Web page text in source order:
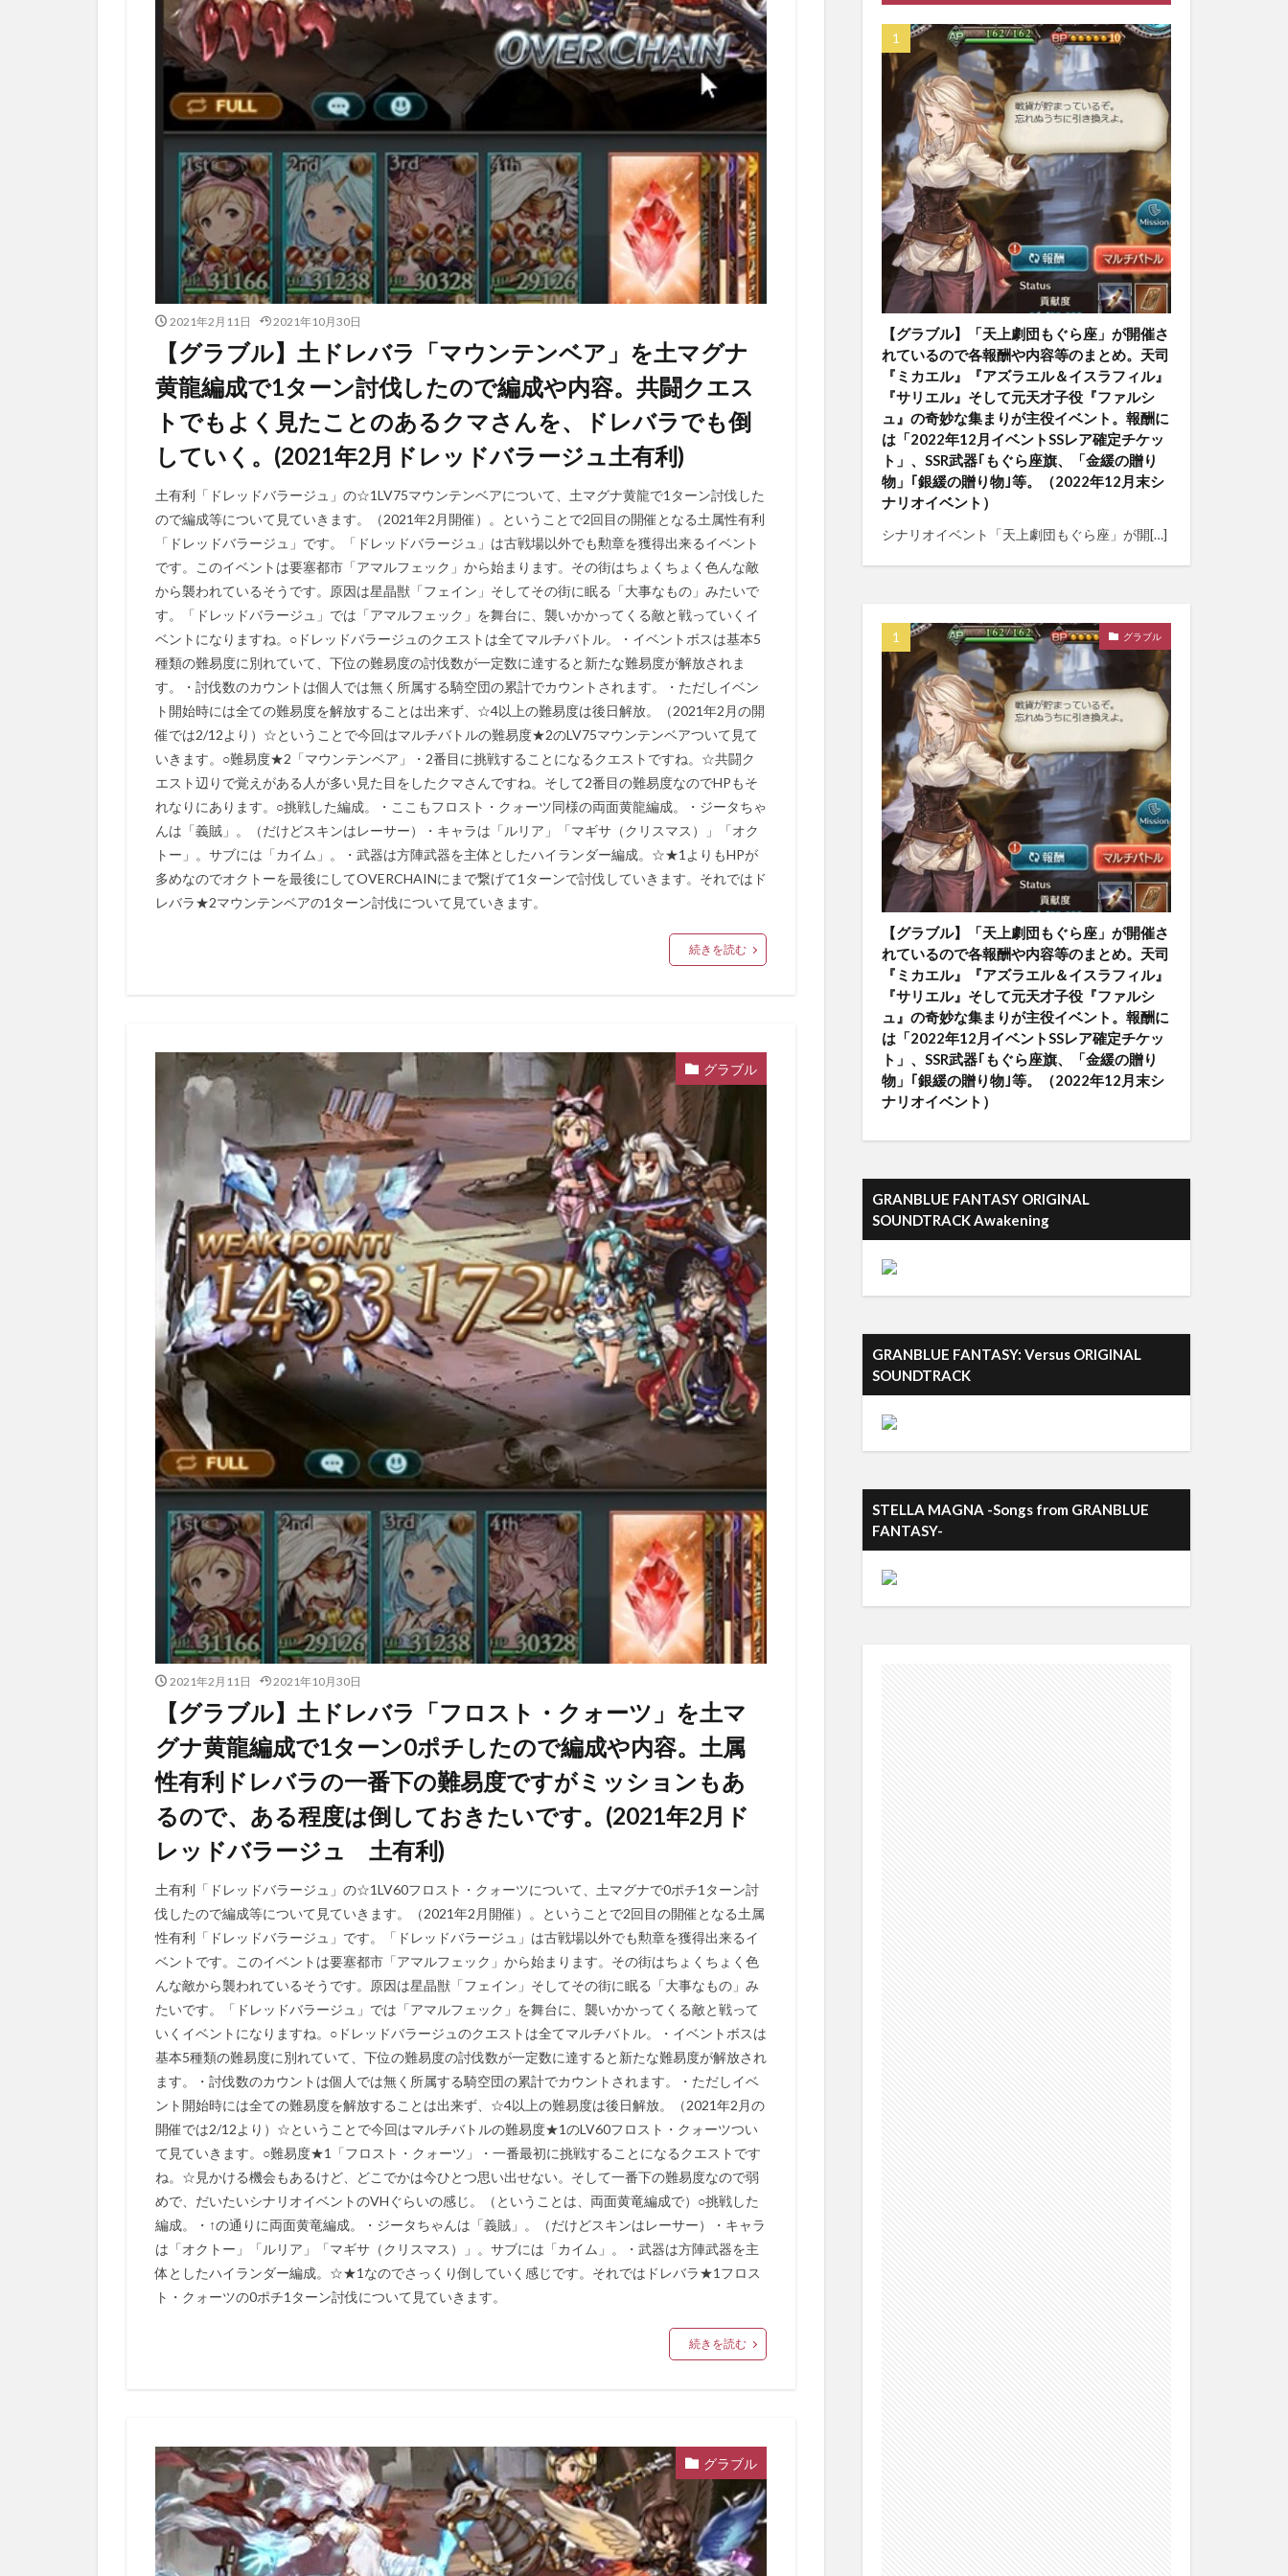
2021年2月11日 2021年10月30日
【グラブル】土ドレバラ「マウンテンベア」を土マグナ
黄龍編成で1ターン討伐したので編成や内容。共闘クエス
トでもよく見たことのあるクマさんを、ドレバラでも倒
していく。(2021年2月ドレッドバラージュ土有利)
土有利「ドレッドバラージュ」の☆1LV75マウンテンベアについて、土マグナ黄龍で1ターン討伐した
ので編成等について見ていきます。（2021年2月開催）。ということで2回目の開催となる土属性有利
「ドレッドバラージュ」です。「ドレッドバラージュ」は古戦場以外でも勲章を獲得出来るイベント
です。このイベントは要塞都市「アマルフェック」から始まります。その街はちょくちょく色んな敵
から襲われているそうです。原因は星晶獣「フェイン」そしてその街に眠る「大事なもの」みたいで
す。「ドレッドバラージュ」では「アマルフェック」を舞台に、襲いかかってくる敵と戦っていくイ
ベントになりますね。○ドレッドバラージュのクエストは全てマルチバトル。・イベントボスは基本5
種類の難易度に別れていて、下位の難易度の討伐数が一定数に達すると新たな難易度が解放されま
す。・討伐数のカウントは個人では無く所属する騎空団の累計でカウントされます。・ただしイベン
ト開始時には全ての難易度を解放することは出来ず、☆4以上の難易度は後日解放。（2021年2月の開
催では2/12より）☆ということで今回はマルチバトルの難易度★2のLV75マウンテンベアついて見て
いきます。○難易度★2「マウンテンベア」・2番目に挑戦することになるクエストですね。☆共闘ク
エスト辺りで覚えがある人が多い見た目をしたクマさんですね。そして2番目の難易度なのでHPもそ
れなりにあります。○挑戦した編成。・ここもフロスト・クォーツ同様の両面黄龍編成。・ジータちゃ
んは「義賊」。（だけどスキンはレーサー）・キャラは「ルリア」「マギサ（クリスマス）」「オク
トー」。サブには「カイム」。・武器は方陣武器を主体としたハイランダー編成。☆★1よりもHPが
多めなのでオクトーを最後にしてOVERCHAINにまで繋げて1ターンで討伐していきます。それではド
レバラ★2マウンテンベアの1ターン討伐について見ていきます。
続きを読む
グラブル
2021年2月11日 2021年10月30日
【グラブル】土ドレバラ「フロスト・クォーツ」を土マ
グナ黄龍編成で1ターン0ポチしたので編成や内容。土属
性有利ドレバラの一番下の難易度ですがミッションもあ
るので、ある程度は倒しておきたいです。(2021年2月ド
レッドバラージュ 土有利)
土有利「ドレッドバラージュ」の☆1LV60フロスト・クォーツについて、土マグナで0ポチ1ターン討
伐したので編成等について見ていきます。（2021年2月開催）。ということで2回目の開催となる土属
性有利「ドレッドバラージュ」です。「ドレッドバラージュ」は古戦場以外でも勲章を獲得出来るイ
ベントです。このイベントは要塞都市「アマルフェック」から始まります。その街はちょくちょく色
んな敵から襲われているそうです。原因は星晶獣「フェイン」そしてその街に眠る「大事なもの」み
たいです。「ドレッドバラージュ」では「アマルフェック」を舞台に、襲いかかってくる敵と戦って
いくイベントになりますね。○ドレッドバラージュのクエストは全てマルチバトル。・イベントボスは
基本5種類の難易度に別れていて、下位の難易度の討伐数が一定数に達すると新たな難易度が解放され
ます。・討伐数のカウントは個人では無く所属する騎空団の累計でカウントされます。・ただしイベ
ント開始時には全ての難易度を解放することは出来ず、☆4以上の難易度は後日解放。（2021年2月の
開催では2/12より）☆ということで今回はマルチバトルの難易度★1のLV60フロスト・クォーツつい
て見ていきます。○難易度★1「フロスト・クォーツ」・一番最初に挑戦することになるクエストです
ね。☆見かける機会もあるけど、どこでかは今ひとつ思い出せない。そして一番下の難易度なので弱
めで、だいたいシナリオイベントのVHぐらいの感じ。（ということは、両面黄竜編成で）○挑戦した
編成。・↑の通りに両面黄竜編成。・ジータちゃんは「義賊」。（だけどスキンはレーサー）・キャラ
は「オクトー」「ルリア」「マギサ（クリスマス）」。サブには「カイム」。・武器は方陣武器を主
体としたハイランダー編成。☆★1なのでさっくり倒していく感じです。それではドレバラ★1フロス
ト・クォーツの0ポチ1ターン討伐について見ていきます。
続きを読む
グラブル
【グラブル】「天上劇団もぐら座」が開催さ
れているので各報酬や内容等のまとめ。天司
『ミカエル』『アズラエル＆イスラフィル』
『サリエル』そして元天才子役『ファルシ
ュ』の奇妙な集まりが主役イベント。報酬に
は「2022年12月イベントSSレア確定チケッ
ト」、SSR武器｢もぐら座旗、「金緩の贈り
物」｢銀緩の贈り物｣等。（2022年12月末シ
ナリオイベント）
シナリオイベント「天上劇団もぐら座」が開[…]
グラブル
【グラブル】「天上劇団もぐら座」が開催さ
れているので各報酬や内容等のまとめ。天司
『ミカエル』『アズラエル＆イスラフィル』
『サリエル』そして元天才子役『ファルシ
ュ』の奇妙な集まりが主役イベント。報酬に
は「2022年12月イベントSSレア確定チケッ
ト」、SSR武器｢もぐら座旗、「金緩の贈り
物」｢銀緩の贈り物｣等。（2022年12月末シ
ナリオイベント）
GRANBLUE FANTASY ORIGINAL
SOUNDTRACK Awakening
GRANBLUE FANTASY: Versus ORIGINAL
SOUNDTRACK
STELLA MAGNA -Songs from GRANBLUE
FANTASY-